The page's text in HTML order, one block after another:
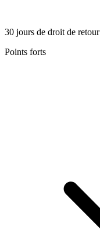
30 jours de droit de retour
Points forts